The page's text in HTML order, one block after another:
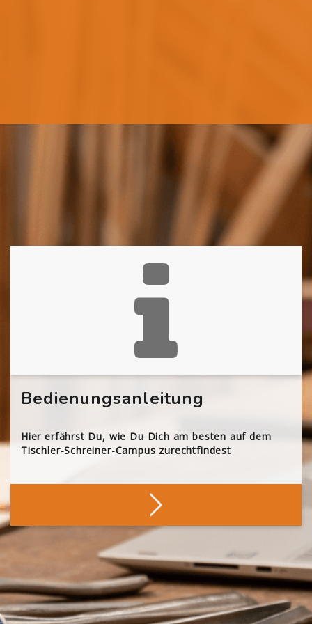
Bedienungsanleitung
Hier erfährst Du, wie Du Dich am besten auf dem
Tischler-Schreiner-Campus zurechtfindest